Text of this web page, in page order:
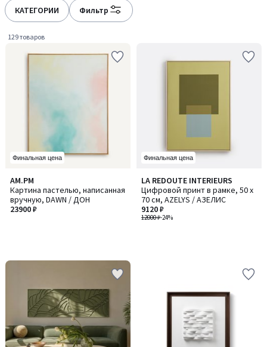
КАТЕГОРИИ Фильтр
129 товаров
Финальная цена
AM.PM
Картина пастелью, написанная
вручную, DAWN / ДОН
23900 ₽
Финальная цена
LA REDOUTE INTERIEURS
Цифровой принт в рамке, 50 x
70 см, AZELYS / АЗЕЛИС
12000 ₽-24%
9120 ₽